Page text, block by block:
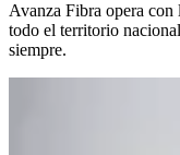
Avanza Fibra opera
todo el territorio
siempre.